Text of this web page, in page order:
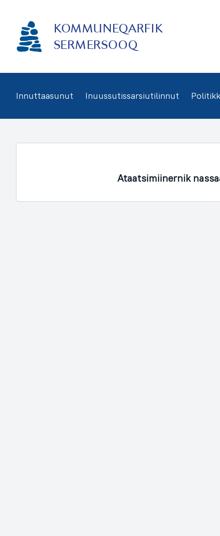
KOMMUNEQARFIK
SERMERSOOQ
Innuttaasunut Inuussutissarsiutilinnut
Ataatsimiinernik